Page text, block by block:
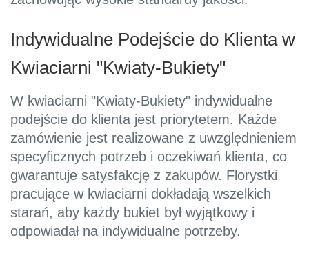
Indywidualne Podejście do Klienta w
Kwiaciarni "Kwiaty-Bukiety"
W kwiaciarni "Kwiaty-Bukiety" indywidualne
podejście do klienta jest priorytetem. Każde
zamówienie jest realizowane z uwzględnieniem
specyficznych potrzeb i oczekiwań klienta, co
gwarantuje satysfakcję z zakupów. Florystki
pracujące w kwiaciarni dokładają wszelkich
starań, aby każdy bukiet był wyjątkowy i
odpowiadał na indywidualne potrzeby.